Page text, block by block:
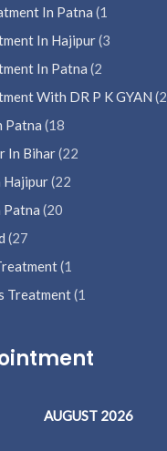
In Patna (1
In Hajipur(3
In Patna (2
With DR P K GYAN (2
Patna (18
In Bihar(22
Hajipur(22
Patna (20
(27
(1
Treatment(1
AUGUST 2026